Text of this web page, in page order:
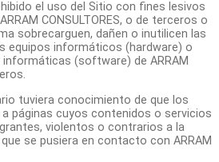
el uso del Sitio con fines lesivos
CONSULTORES, o de terceros o
sobrecarguen, dañen o inutilicen las
equipos informáticos (hardware) o
(software) de ARRAM
tuviera conocimiento de que los
páginas cuyos contenidos o servicios
violentos o contrarios a la
se pusiera en contacto con ARRAM